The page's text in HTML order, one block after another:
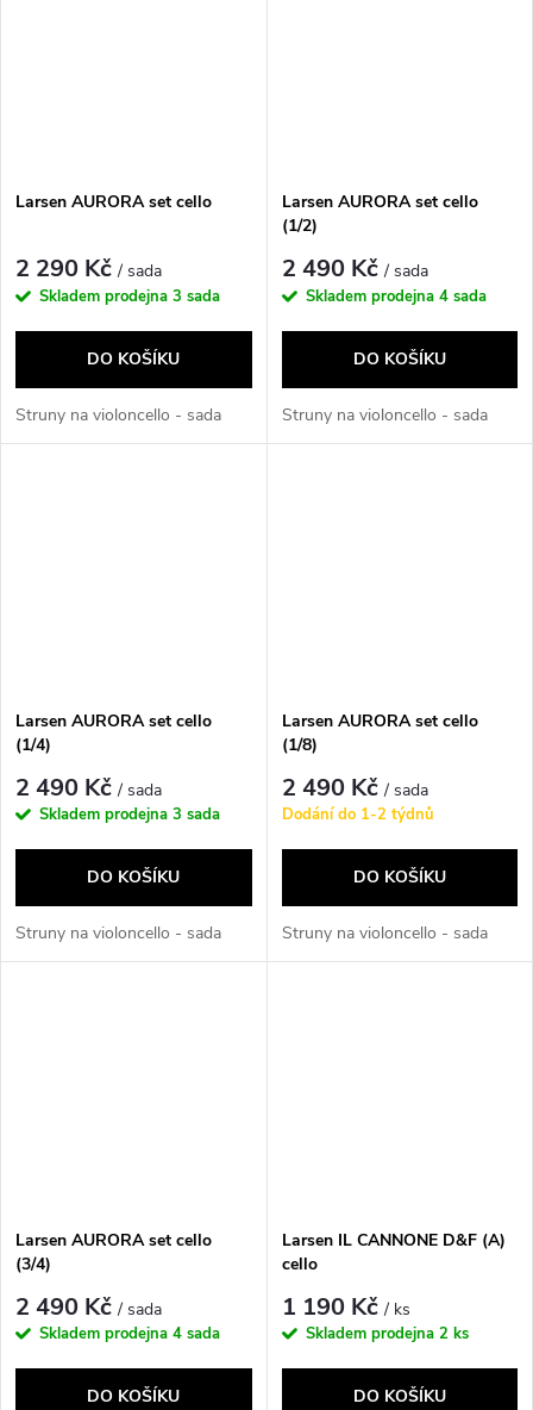
Larsen AURORA set cello
2 290 Kč/ sada
Skladem prodejna 3 sada
DO KOŠÍKU
Struny na violoncello - sada
Larsen AURORA set cello
(1/2)
2 490 Kč/ sada
Skladem prodejna 4 sada
DO KOŠÍKU
Struny na violoncello - sada
Larsen AURORA set cello
(1/4)
2 490 Kč/ sada
Skladem prodejna 3 sada
DO KOŠÍKU
Struny na violoncello - sada
Larsen AURORA set cello
(1/8)
2 490 Kč/ sada
Dodání do 1-2 týdnů
DO KOŠÍKU
Struny na violoncello - sada
Larsen AURORA set cello
(3/4)
2 490 Kč/ sada
Skladem prodejna 4 sada
DO KOŠÍKU
Larsen IL CANNONE D&F (A)
cello
1 190 Kč/ ks
Skladem prodejna 2 ks
DO KOŠÍKU